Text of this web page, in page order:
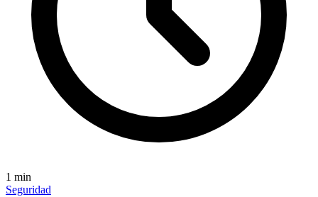
1 min
Seguridad